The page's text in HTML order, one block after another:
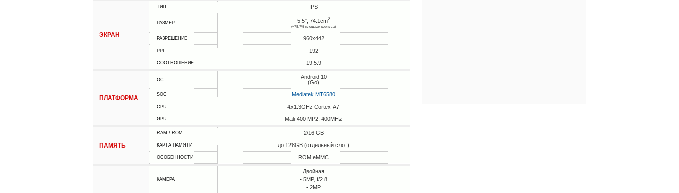
ЭКРАН
ТИП IPS
РАЗМЕР 5.5", 74.1cm2
(~78.7% площади корпуса)
РАЗРЕШЕНИЕ 960x442
PPI 192
СООТНОШЕНИЕ 19.5:9
ПЛАТФОРМА
ОС
Android 10
(Go)
SOC Mediatek MT6580
CPU 4x1.3GHz Cortex-A7
GPU Mali-400 MP2, 400MHz
ПАМЯТЬ
RAM / ROM 2/16 GB
КАРТА ПАМЯТИ до 128GB (отдельный слот)
ОСОБЕННОСТИ ROM eMMC
КАМЕРА
Двойная
• 5MP, f/2.8
• 2MP